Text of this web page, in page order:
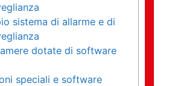
sistema di allarme e di
dotate di software
speciali e software